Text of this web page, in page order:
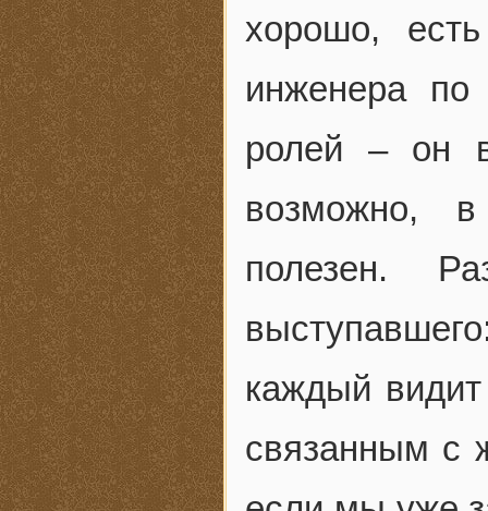
хорошо,
инженера
ролей – он
возможно,
полезен.
каждый
связанным с